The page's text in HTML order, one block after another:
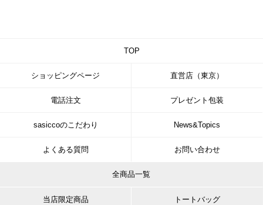
TOP
ショッピングページ 直営店（東京）
電話注文 プレゼント包装
sasiccoのこだわり News&Topics
よくある質問 お問い合わせ
全商品一覧
当店限定商品 トートバッグ